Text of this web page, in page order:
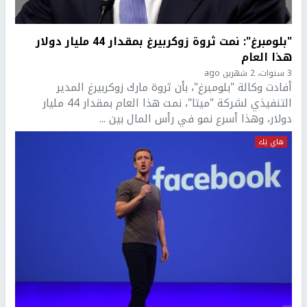
"بلومبرغ": نمت ثروة زوكربيرغ بمقدار 44 مليار دولار
هذا العام
3 سنوات، 2 شهرين ago
أفادت وكالة "بلومبرغ"، بأن ثروة مارك زوكربيرغ المدير
التنفيذي لشركة "ميتا"، نمت هذا العام بمقدار 44 مليار
دولار، وهذا أسرع نمو في رأس المال بين ...
هاي تِك